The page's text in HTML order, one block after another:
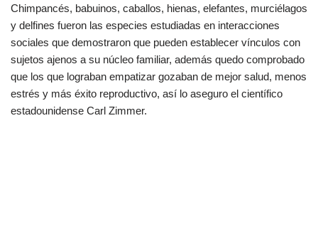
Chimpancés, babuinos, caballos, hienas, elefantes, murciélagos
y delfines fueron las especies estudiadas en interacciones
sociales que demostraron que pueden establecer vínculos con
sujetos ajenos a su núcleo familiar, además quedo comprobado
que los que lograban empatizar gozaban de mejor salud, menos
estrés y más éxito reproductivo, así lo aseguro el científico
estadounidense Carl Zimmer.